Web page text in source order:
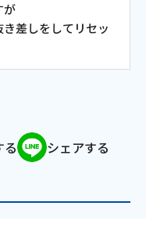
が
しをしてリセッ
る シェアする